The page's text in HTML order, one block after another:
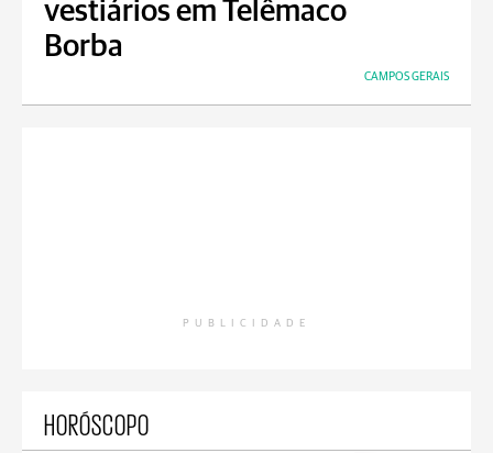
vestiários em Telêmaco
Borba
CAMPOS GERAIS
PUBLICIDADE
HORÓSCOPO